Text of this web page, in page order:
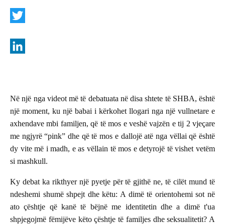
a
ew
re
d
I
n
Në një nga videot më të debatuata në disa shtete të SHBA, është
një moment, ku një babai i kërkohet llogari nga një vullnetare e
axhendave mbi familjen, që të mos e veshë vajzën e tij 2 vjeçare
me ngjyrë “pink” dhe që të mos e dallojë atë nga vëllai që është
dy vite më i madh, e as vëllain të mos e detyrojë të vishet vetëm
si mashkull.
Ky debat ka rikthyer një pyetje për të gjithë ne, të cilët mund të
ndeshemi shumë shpejt dhe këtu: A dimë të orientohemi sot në
ato çështje që kanë të bëjnë me identitetin dhe a dimë t'ua
shpjegojmë fëmijëve këto çështje të familjes dhe seksualitetit? A